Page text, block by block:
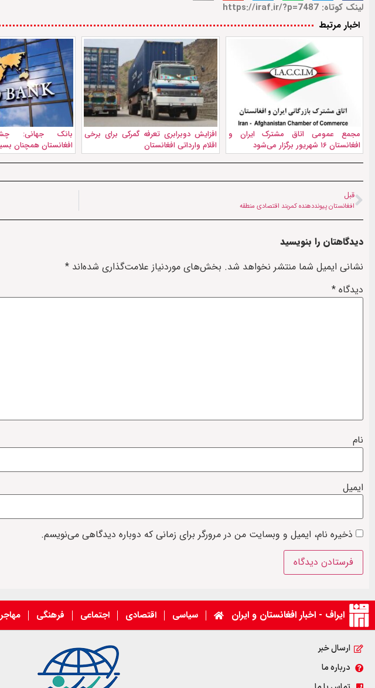
لینک کوتاه: https://iraf.ir/?p=7487
اخبار مرتبط
مجمع عمومی اتاق مشترک ایران و
افغانستان ۱۶ شهریور برگزار می‌شود
افزایش دوبرابری تعرفه گمرکی برای برخی
اقلام وارداتی افغانستان
بانک جهانی:
افغانستان همچنان
قبل
افغانستان پیونددهنده کمربند اقتصادی منطقه
دیدگاهتان را بنویسید
نشانی ایمیل شما منتشر نخواهد شد. بخش‌های موردنیاز علامت‌گذاری شده‌اند *
دیدگاه *
نام
ایمیل
ذخیره نام، ایمیل و وبسایت من در مرورگر برای زمانی که دوباره دیدگاهی می‌نویسم.
ایراف - اخبار افغانستان و ایران سیاسی اقتصادی اجتماعی فرهنگی
ارسال خبر
درباره ما